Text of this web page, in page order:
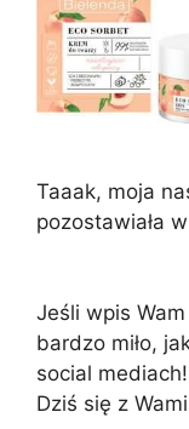
Taaak, moja
pozostawiała
Jeśli wpis
bardzo miło,
social mediach!
Dziś się z